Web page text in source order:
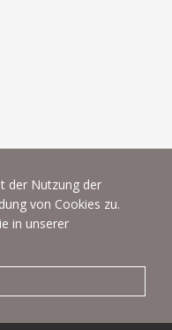
der Nutzung der
von Cookies zu.
in unserer
Weiss - Alle Rechte